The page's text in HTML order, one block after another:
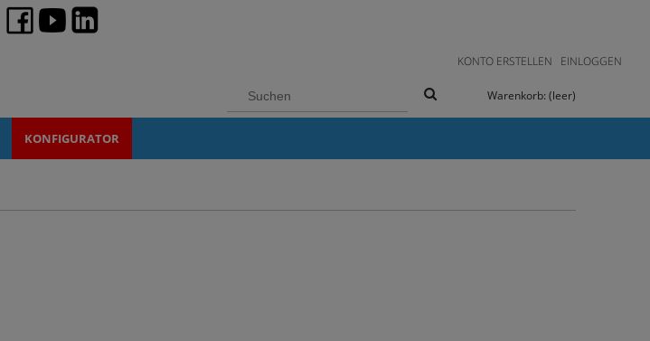
KONTO ERSTELLEN EINLOGGEN
Warenkorb: (leer)
KONFIGURATOR